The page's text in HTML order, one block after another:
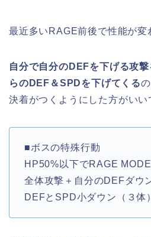
最近多いRAGE前後で性能が変
自分で自分のDEFを下げる攻
らのDEF＆SPDを下げてくる
決着がつくようにした方がいい
■ボスの特殊行動
HP50%以下でRAGE MODE
全体攻撃＋自分のDEFダウ
DEFとSPD小ダウン（３体）